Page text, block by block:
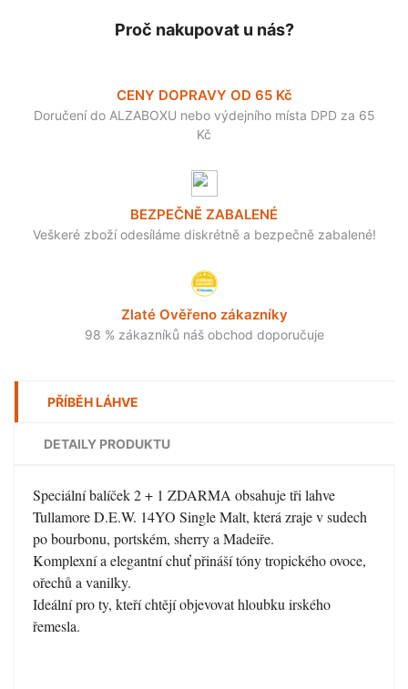
Proč nakupovat u nás?
CENY DOPRAVY OD 65 Kč
Doručení do ALZABOXU nebo výdejního místa DPD za 65
Kč
BEZPEČNĚ ZABALENÉ
Veškeré zboží odesíláme diskrétně a bezpečně zabalené!
Zlaté Ověřeno zákazníky
98 % zákazníků náš obchod doporučuje
PŘÍBĚH LÁHVE
DETAILY PRODUKTU
Speciální balíček 2 + 1 ZDARMA obsahuje tři lahve
Tullamore D.E.W. 14YO Single Malt, která zraje v sudech
po bourbonu, portském, sherry a Madeiře.
Komplexní a elegantní chuť přináší tóny tropického ovoce,
ořechů a vanilky.
Ideální pro ty, kteří chtějí objevovat hloubku irského
řemesla.